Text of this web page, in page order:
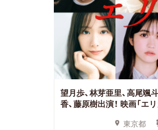
望月歩、林芽亜里、高尾颯
香、藤原樹出演！ 映画「エ
東京都